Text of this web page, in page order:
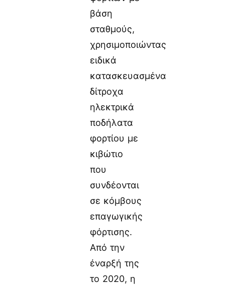
βάση
σταθμούς,
χρησιμοποιώντας
ειδικά
κατασκευασμένα
δίτροχα
ηλεκτρικά
ποδήλατα
φορτίου με
κιβώτιο
που
συνδέονται
σε κόμβους
επαγωγικής
φόρτισης.
Από την
έναρξή της
το 2020, η